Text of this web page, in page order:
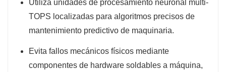
Utiliza unidades de procesamiento neuronal multi-
TOPS localizadas para algoritmos precisos de
mantenimiento predictivo de maquinaria.
Evita fallos mecánicos físicos mediante
componentes de hardware soldables a máquina,